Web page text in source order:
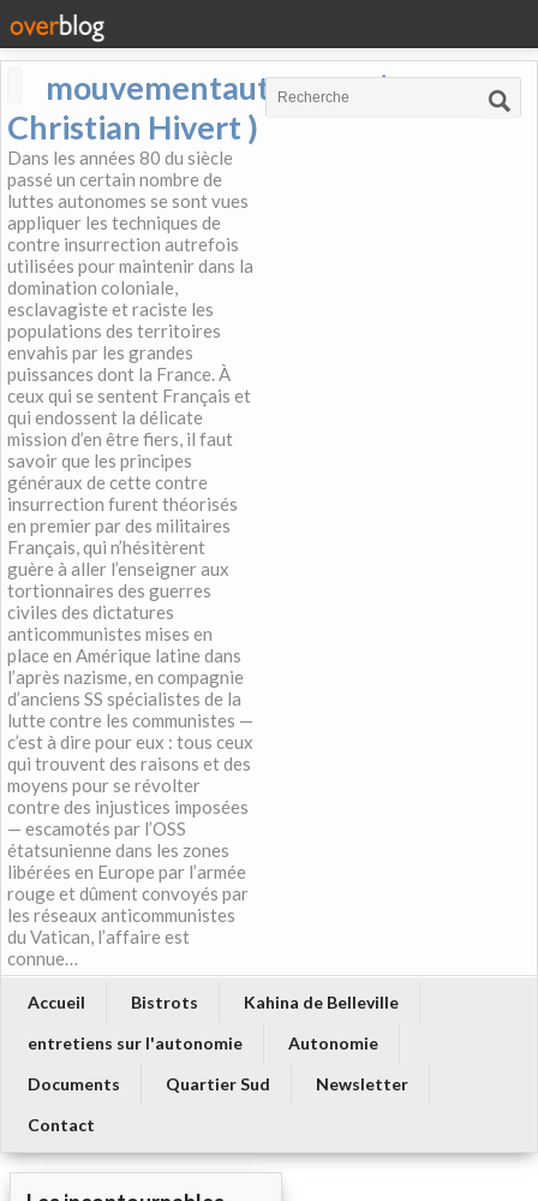
mouvementautonome (
Christian Hivert )
Dans les années 80 du siècle
passé un certain nombre de
luttes autonomes se sont vues
appliquer les techniques de
contre insurrection autrefois
utilisées pour maintenir dans la
domination coloniale,
esclavagiste et raciste les
populations des territoires
envahis par les grandes
puissances dont la France. À
ceux qui se sentent Français et
qui endossent la délicate
mission d’en être fiers, il faut
savoir que les principes
généraux de cette contre
insurrection furent théorisés
en premier par des militaires
Français, qui n’hésitèrent
guère à aller l’enseigner aux
tortionnaires des guerres
civiles des dictatures
anticommunistes mises en
place en Amérique latine dans
l’après nazisme, en compagnie
d’anciens SS spécialistes de la
lutte contre les communistes —
c’est à dire pour eux : tous ceux
qui trouvent des raisons et des
moyens pour se révolter
contre des injustices imposées
— escamotés par l’OSS
étatsunienne dans les zones
libérées en Europe par l’armée
rouge et dûment convoyés par
les réseaux anticommunistes
du Vatican, l’affaire est
connue…
Accueil Bistrots
Kahina de Belleville
entretiens sur l'autonomie
Autonomie
Documents
Quartier Sud
Newsletter
Contact